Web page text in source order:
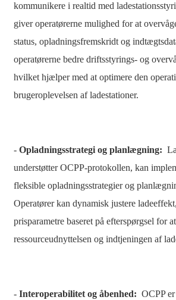
kommunikere i realtid med
giver operatørerne mulighed for at
status, opladningsfremskridt og
operatørerne bedre driftsstyrings- og
hvilket hjælper med at optimere den
brugeroplevelsen af ​​ladestationer.
- Opladningsstrategi og planlægning:
understøtter OCPP-protokollen, kan
fleksible opladningsstrategier og
Operatører kan dynamisk justere
prisparametre baseret på efterspørgsel for
ressourceudnyttelsen og indtjeningen af
- Interoperabilitet og åbenhed: OCPP